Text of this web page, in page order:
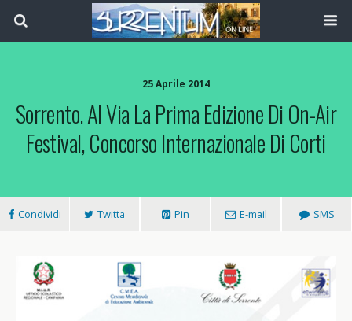
25 Aprile 2014
Sorrento. Al Via La Prima Edizione Di On-Air
Festival, Concorso Internazionale Di Corti
Condividi Twitta Pin E-mail SMS